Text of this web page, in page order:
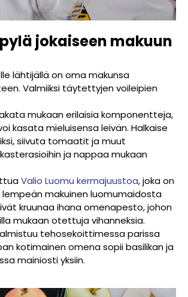
jokaiseen makuun
lähtijällä on oma makunsa
Valmiiksi täytettyjen voileipien
mukaan erilaisia komponentteja,
kasata mieluisensa leivän. Halkaise
siivuta tomaatit ja muut
ja nappaa mukaan
Valio Luomu kermajuustoa, joka on
makuinen luomumaidosta
kruunaa ihana omenapesto, johon
mukaan otettuja vihanneksia.
tehosekoittimessa parissa
kotimainen omena sopii basilikan ja
mainiosti yksiin.